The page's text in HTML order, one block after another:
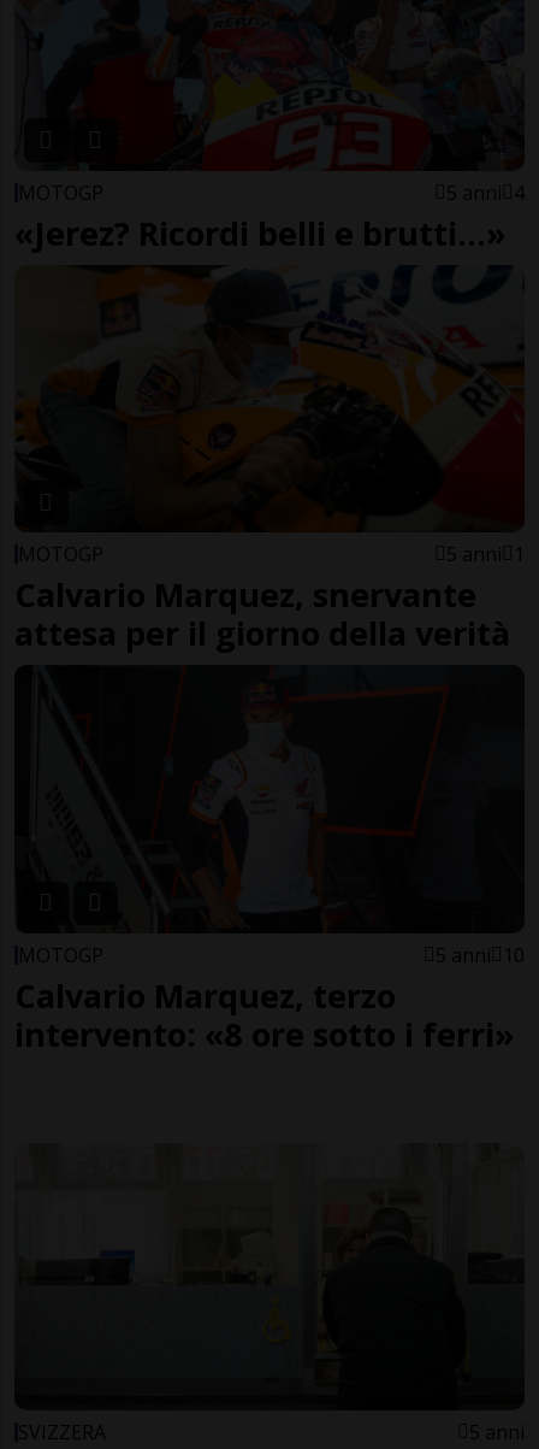
MOTOGP 5 anni 4
«Jerez? Ricordi belli e brutti...»
MOTOGP 5 anni 1
Calvario Marquez, snervante
attesa per il giorno della verità
MOTOGP 5 anni 10
Calvario Marquez, terzo
intervento: «8 ore sotto i ferri»
SVIZZERA 5 anni